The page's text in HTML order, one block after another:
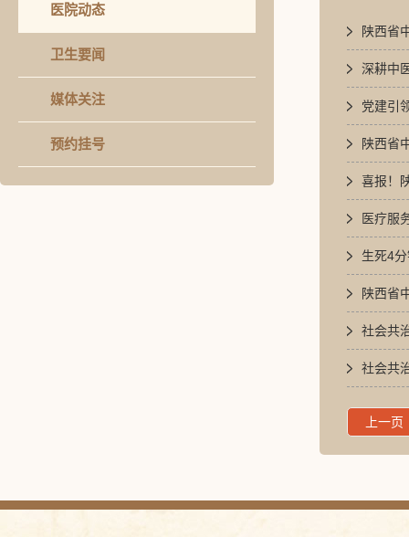
医院动态
卫生要闻
媒体关注
预约挂号
陕西省
深耕中
党建引
陕西省
喜报！
医疗服
生死4
陕西省
社会共
社会共
上一页